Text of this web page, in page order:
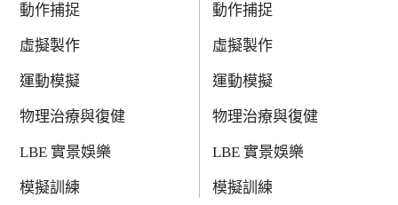
動作捕捉
虛擬製作
運動模擬
物理治療與復健
LBE 實景娛樂
模擬訓練
動作捕捉
虛擬製作
運動模擬
物理治療與復健
LBE 實景娛樂
模擬訓練